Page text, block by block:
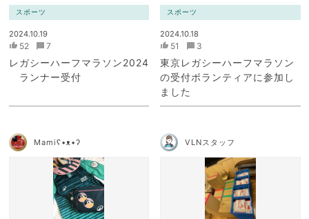
スポーツ
2024.10.19
52 7
レガシーハーフマラソン2024
ランナー受付
スポーツ
2024.10.18
51 3
東京レガシーハーフマラソン
の受付ボランティアに参加し
ました
Mamiʕ•ᴥ•ʔ VLNスタッフ